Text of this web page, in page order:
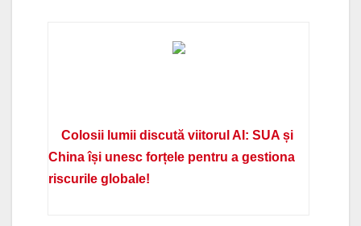
Colosii lumii discută viitorul AI: SUA și
China își unesc forțele pentru a gestiona
riscurile globale!